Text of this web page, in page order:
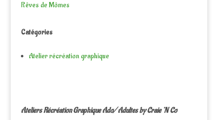
Rêves de Mômes
Catégories
Atelier récréation graphique
Ateliers Récréation Graphique Ado/ Adultes by Craie ‘N Co